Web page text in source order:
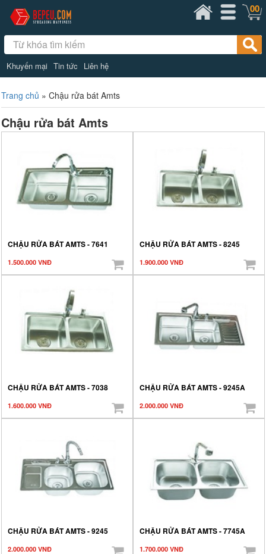
Khuyến mại Tin tức Liên hệ
00
Trang chủ » Chậu rửa bát Amts
Chậu rửa bát Amts
CHẬU RỬA BÁT AMTS - 7641
1.500.000 VNĐ
CHẬU RỬA BÁT AMTS - 8245
1.900.000 VNĐ
CHẬU RỬA BÁT AMTS - 7038
1.600.000 VNĐ
CHẬU RỬA BÁT AMTS - 9245A
2.000.000 VNĐ
CHẬU RỬA BÁT AMTS - 9245
2.000.000 VNĐ
CHẬU RỬA BÁT AMTS - 7745A
1.700.000 VNĐ